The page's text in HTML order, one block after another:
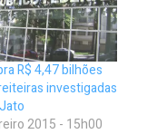
R$ 4,47 bilhões
investigadas
2015 - 15h00